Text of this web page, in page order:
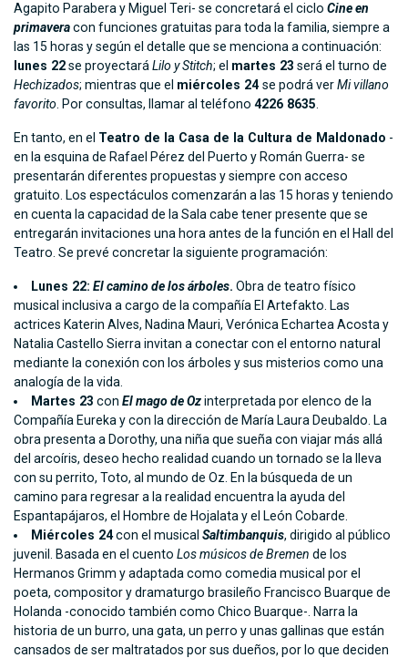
Agapito Parabera y Miguel Teri- se concretará el ciclo Cine en
primaveracon funciones gratuitas para toda la familia, siempre a
las 15 horas y según el detalle que se menciona a continuación:
lunes 22se proyectaráLilo y Stitch; el martes 23 será el turno de
Hechizados; mientras que el miércoles 24se podrá verMi villano
favorito. Por consultas, llamar al teléfono 4226 8635.
En tanto, en el Teatro de la Casa de la Cultura de Maldonado -
en la esquina de Rafael Pérez del Puerto y Román Guerra- se
presentarán diferentes propuestas y siempre con acceso
gratuito. Los espectáculos comenzarán a las 15 horas y teniendo
en cuenta la capacidad de la Sala cabe tener presente que se
entregarán invitaciones una hora antes de la función en el Hall del
Teatro. Se prevé concretar la siguiente programación:
Lunes 22: El camino de los árboles. Obra de teatro físico
musical inclusiva a cargo de la compañía El Artefakto. Las
actrices Katerin Alves, Nadina Mauri, Verónica Echartea Acosta y
Natalia Castello Sierra invitan a conectar con el entorno natural
mediante la conexión con los árboles y sus misterios como una
analogía de la vida.
Martes 23 conEl mago de Ozinterpretada por elenco de la
Compañía Eureka y con la dirección de María Laura Deubaldo. La
obra presenta a Dorothy, una niña que sueña con viajar más allá
del arcoíris, deseo hecho realidad cuando un tornado se la lleva
con su perrito, Toto, al mundo de Oz. En la búsqueda de un
camino para regresar a la realidad encuentra la ayuda del
Espantapájaros, el Hombre de Hojalata y el León Cobarde.
Miércoles 24con el musicalSaltimbanquis, dirigido al público
juvenil. Basada en el cuento Los músicos de Bremen de los
Hermanos Grimm y adaptada como comedia musical por el
poeta, compositor y dramaturgo brasileño Francisco Buarque de
Holanda -conocido también como Chico Buarque-. Narra la
historia de un burro, una gata, un perro y unas gallinas que están
cansados de ser maltratados por sus dueños, por lo que deciden